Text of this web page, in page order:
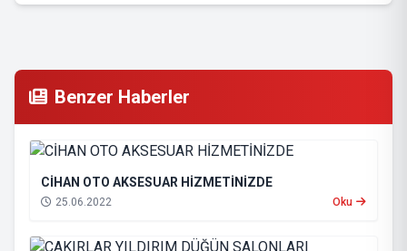
Benzer Haberler
CİHAN OTO AKSESUAR HİZMETİNİZDE
25.06.2022 Oku